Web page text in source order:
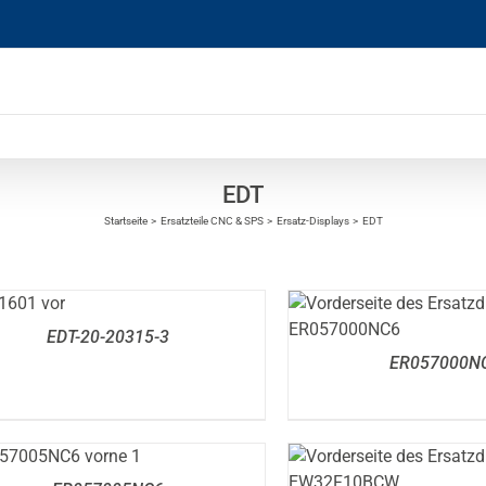
EDT
Startseite Ersatzteile CNC & SPS Ersatz-Displays EDT
EDT-20-20315-3
DETAILS